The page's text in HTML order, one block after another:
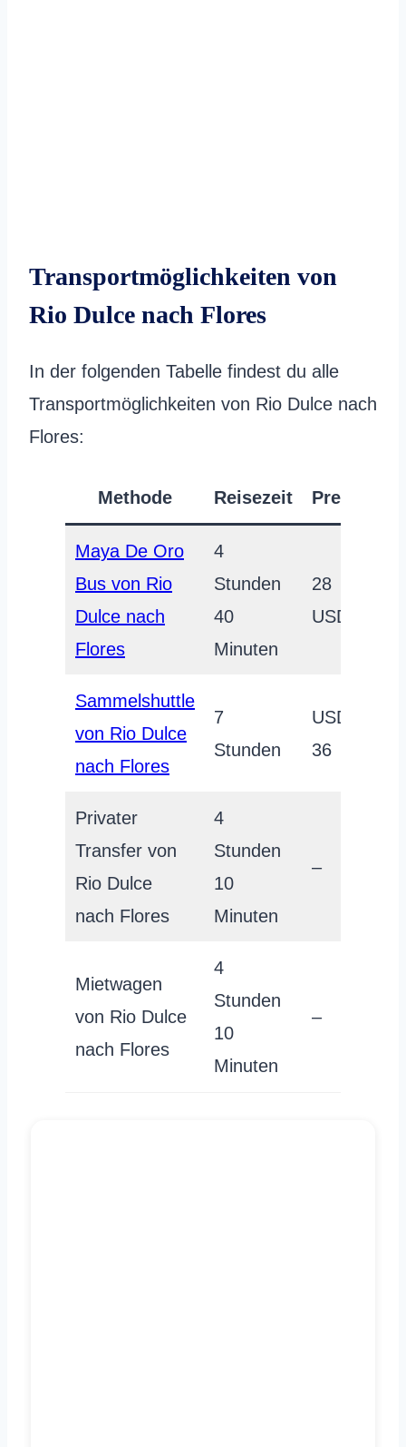
Transportmöglichkeiten von
Rio Dulce nach Flores
In der folgenden Tabelle findest du alle
Transportmöglichkeiten von Rio Dulce nach
Flores:
Methode Reisezeit Preis
Maya De Oro
Bus von Rio
Dulce nach
Flores
4
Stunden
40
Minuten
28
USD
Sammelshuttle
von Rio Dulce
nach Flores
7
Stunden
USD
36
Privater
Transfer von
Rio Dulce
nach Flores
4
Stunden
10
Minuten
–
Mietwagen
von Rio Dulce
nach Flores
4
Stunden
10
Minuten
–